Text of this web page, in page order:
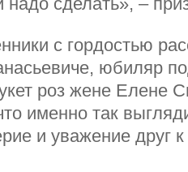
с гордостью
юбиляр
роз жене Елене
именно так
и уважение друг